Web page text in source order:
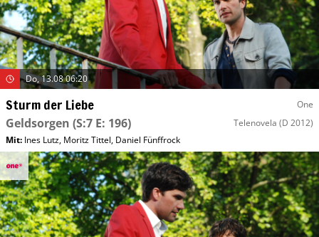
Do, 13.08 06:20
Sturm der Liebe One
Geldsorgen (S:7 E: 196) Telenovela (D 2012)
Mit: Ines Lutz, Moritz Tittel, Daniel Fünffrock